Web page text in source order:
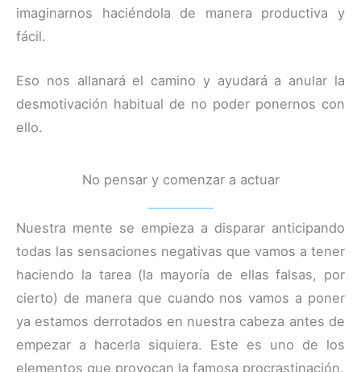
imaginarnos haciéndola de manera productiva y
fácil.
Eso nos allanará el camino y ayudará a anular la
desmotivación habitual de no poder ponernos con
ello.
No pensar y comenzar a actuar
Nuestra mente se empieza a disparar anticipando
todas las sensaciones negativas que vamos a tener
haciendo la tarea (la mayoría de ellas falsas, por
cierto) de manera que cuando nos vamos a poner
ya estamos derrotados en nuestra cabeza antes de
empezar a hacerla siquiera. Este es uno de los
elementos que provocan la famosa procrastinación.